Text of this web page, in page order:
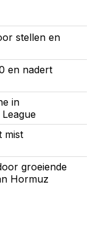
stellen en
en nadert
in
mist
groeiende
Hormuz